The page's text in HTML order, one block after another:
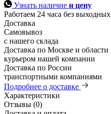
Узнать наличие и цену
Работаем 24 часа без выходных
Доставка
Самовывоз
с нашего склада
Доставка по Москве и области
курьером нашей компании
Доставка по России
транспортными компаниями
Подробнее о доставке
Характеристики
Отзывы (0)